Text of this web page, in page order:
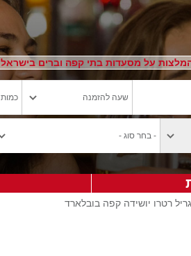
על מסעדות בתי קפה וברים בישראל
רטרו יושידה קפה בובלארד